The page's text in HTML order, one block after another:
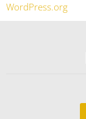
WordPress.org